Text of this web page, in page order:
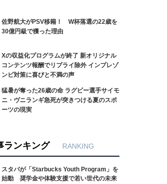
佐野航大がPSV移籍！ W杯落選の22歳を
30億円級で獲った理由
Xの収益化プログラムが終了 新オリジナル
コンテンツ報酬でリプライ除外 インプレゾ
ンビ対策に喜びと不満の声
猛暑が奪った26歳の命 ラグビー選手サイモ
ニ・ヴニランギ急死が突きつける夏のスポ
ーツの現実
ランキング RANKING
スタバが「Starbucks Youth Program」を
始動 奨学金や体験支援で若い世代の未来